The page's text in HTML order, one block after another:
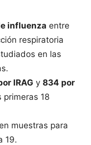
influenza entre
respiratoria
en las
IRAG y 834 por
primeras 18
en muestras para
19.